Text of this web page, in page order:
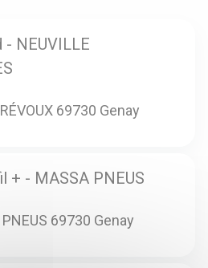
NEUVILLE
69730 Genay
+ - MASSA PNEUS
69730 Genay